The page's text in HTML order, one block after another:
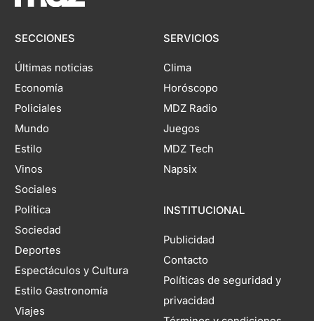
SECCIONES
Últimas noticias
Economía
Policiales
Mundo
Estilo
Vinos
Sociales
Política
Sociedad
Deportes
Espectáculos y Cultura
Estilo Gastronomía
Viajes
SERVICIOS
Clima
Horóscopo
MDZ Radio
Juegos
MDZ Tech
Napsix
INSTITUCIONAL
Publicidad
Contacto
Políticas de seguridad y
privacidad